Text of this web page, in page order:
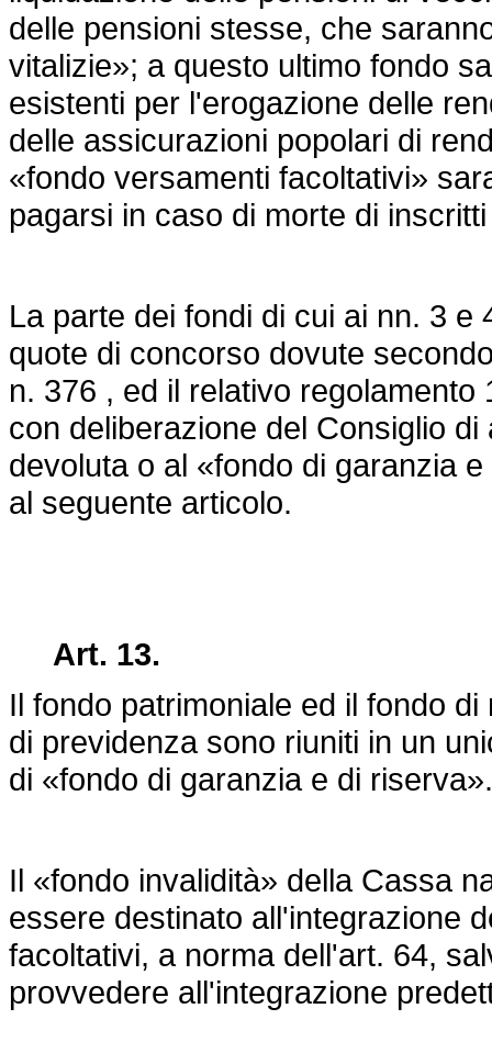
delle pensioni stesse, che
vitalizie»; a questo ultimo fondo
esistenti per l'erogazione delle
delle assicurazioni popolari di
«fondo versamenti facoltativi»
pagarsi in caso di morte di
La parte dei fondi di cui ai nn. 3
quote di concorso dovute
n. 376 , ed il relativo regolamento
con deliberazione del Consiglio
devoluta o al «fondo di garanzia
al seguente articolo.
Art. 13.
Il fondo patrimoniale ed il fondo
di previdenza sono riuniti in un
di «fondo di garanzia e di riserva».
Il «fondo invalidità» della Cassa
essere destinato all'integrazione
facoltativi, a norma dell'art. 64,
provvedere all'integrazione